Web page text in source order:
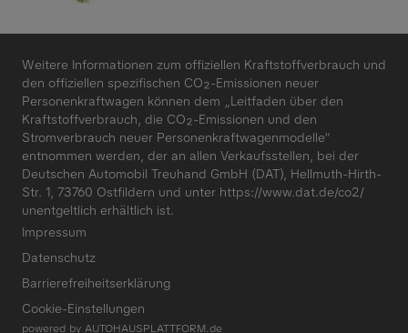
Impressum
Datenschutz
Barrierefreiheitserklärung
Cookie-Einstellungen
Weitere Informationen zum offiziellen Kraftstoffverbrauch und
den offiziellen spezifischen CO₂-Emissionen neuer
Personenkraftwagen können dem „Leitfaden über den
Kraftstoffverbrauch, die CO₂-Emissionen und den
Stromverbrauch neuer Personenkraftwagenmodelle“
entnommen werden, der an allen Verkaufsstellen, bei der
Deutschen Automobil Treuhand GmbH (DAT), Hellmuth-Hirth-
Str. 1, 73760 Ostfildern und unter https://www.dat.de/co2/
unentgeltlich erhältlich ist.
powered by AUTOHAUSPLATTFORM.de